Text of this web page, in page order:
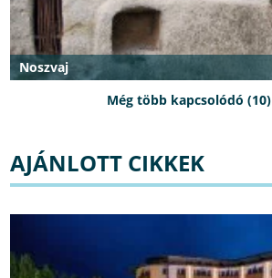
Noszvaj
Még több kapcsolódó (10)
AJÁNLOTT CIKKEK